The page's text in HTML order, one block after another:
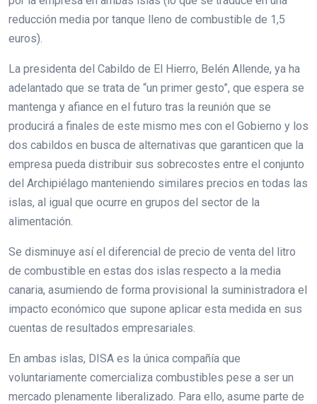
reducción media por tanque lleno de combustible de 1,5
euros).
La presidenta del Cabildo de El Hierro, Belén Allende, ya ha
adelantado que se trata de “un primer gesto”, que espera se
mantenga y afiance en el futuro tras la reunión que se
producirá a finales de este mismo mes con el Gobierno y los
dos cabildos en busca de alternativas que garanticen que la
empresa pueda distribuir sus sobrecostes entre el conjunto
del Archipiélago manteniendo similares precios en todas las
islas, al igual que ocurre en grupos del sector de la
alimentación.
Se disminuye así el diferencial de precio de venta del litro
de combustible en estas dos islas respecto a la media
canaria, asumiendo de forma provisional la suministradora el
impacto económico que supone aplicar esta medida en sus
cuentas de resultados empresariales.
En ambas islas, DISA es la única compañía que
voluntariamente comercializa combustibles pese a ser un
mercado plenamente liberalizado. Para ello, asume parte de